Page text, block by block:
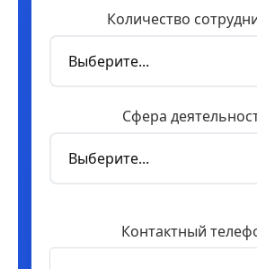
Количество
Сфера
Контактный